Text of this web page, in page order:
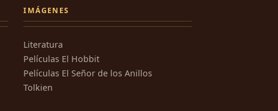
IMÁGENES
Literatura
Películas El Hobbit
Películas El Señor de los Anillos
Tolkien